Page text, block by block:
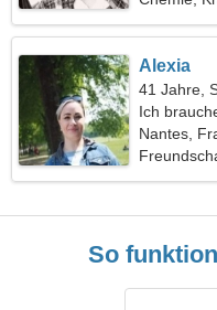
Alexia
41 Jahre,
Ich
Nantes,
So